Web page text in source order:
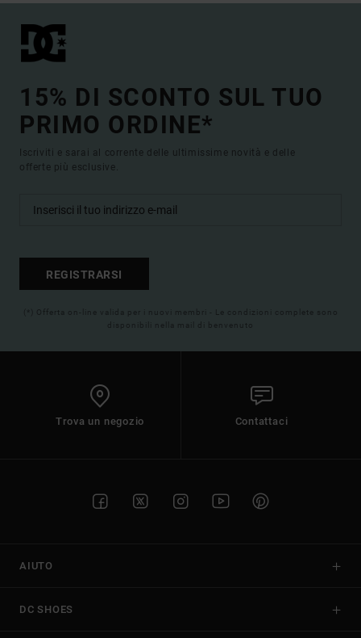
15% DI SCONTO SUL TUO
PRIMO ORDINE*
Iscriviti e sarai al corrente delle ultimissime novità e delle
offerte più esclusive.
REGISTRARSI
(*) Offerta on-line valida per i nuovi membri - Le condizioni complete sono
disponibili nella mail di benvenuto
Trova un negozio Contattaci
AIUTO
DC SHOES